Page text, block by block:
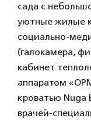
сада с
уютные жилые
социально-
(галокамера,
кабинет
аппаратом
кроватью Nuga
врачей-